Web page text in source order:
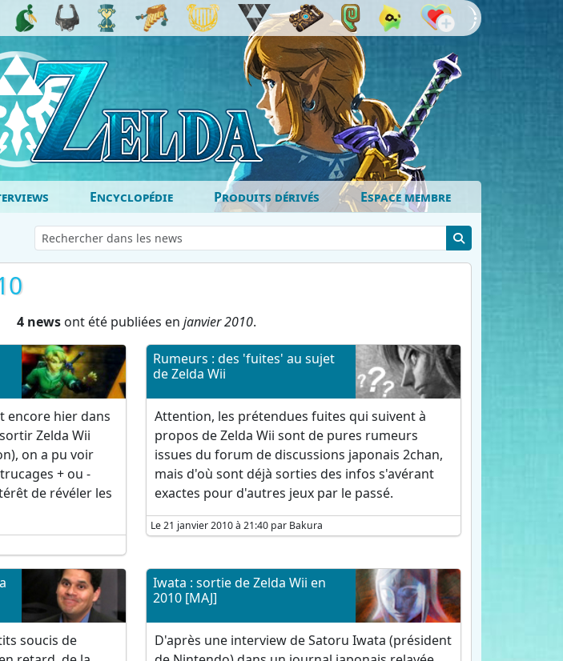
Encyclopédie Produits dérivés Espace membre
4 newsont été publiées en janvier 2010.
encore hier dans
Zelda Wii
on a pu voir
+ ou -
de révéler les
Rumeurs : des 'fuites' au sujet
de Zelda Wii
Attention, les prétendues fuites qui suivent à
propos de Zelda Wii sont de pures rumeurs
issues du forum de discussions japonais 2chan,
mais d'où sont déjà sorties des infos s'avérant
exactes pour d'autres jeux par le passé.
Le 21 janvier 2010 à 21:40 par Bakura
soucis de
Iwata : sortie de Zelda Wii en
2010 [MAJ]
D'après une interview de Satoru Iwata (président